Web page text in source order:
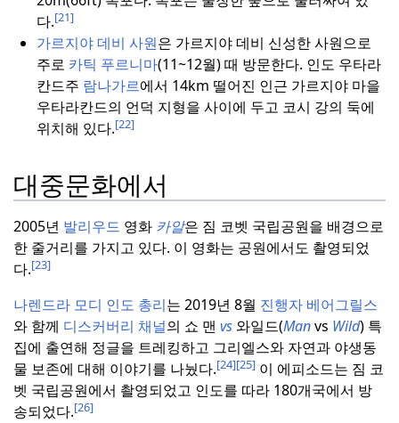
다.[21]
가르지야 데비 사원은 가르지야 데비 신성한 사원으로
주로 카틱 푸르니마(11~12월) 때 방문한다. 인도 우타라
칸드주 람나가르에서 14km 떨어진 인근 가르지야 마을
우타라칸드의 언덕 지형을 사이에 두고 코시 강의 둑에
위치해 있다.[22]
대중문화에서
2005년 발리우드 영화 카알은 짐 코벳 국립공원을 배경으로
한 줄거리를 가지고 있다. 이 영화는 공원에서도 촬영되었
다.[23]
나렌드라 모디 인도 총리는 2019년 8월 진행자 베어그릴스
와 함께 디스커버리 채널의 쇼 맨 vs와일드(Manvs Wild) 특
집에 출연해 정글을 트레킹하고 그리엘스와 자연과 야생동
물 보존에 대해 이야기를 나눴다.[24][25] 이 에피소드는 짐 코
벳 국립공원에서 촬영되었고 인도를 따라 180개국에서 방
송되었다.[26]